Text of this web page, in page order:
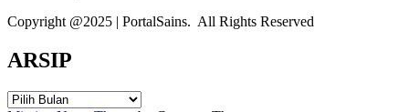
Copyright @2025 | PortalSains. All Rights Reserved
ARSIP
ARSIP